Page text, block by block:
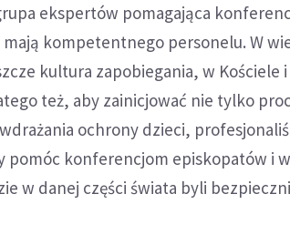
ekspertów pomagająca
kompetentnego personelu. W
kultura zapobiegania, w Kościele
też, aby zainicjować nie tylko
ochrony dzieci,
pomóc konferencjom episkopatów i
w danej części świata byli